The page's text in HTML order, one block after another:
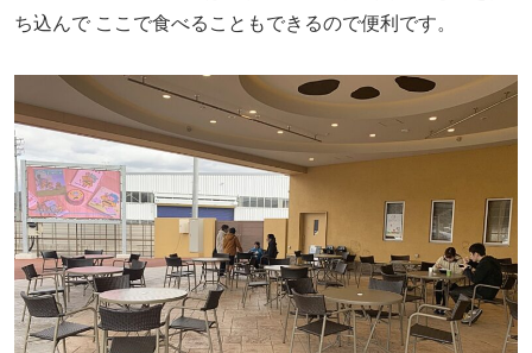
ち込んで ここで食べることもできるので便利です。